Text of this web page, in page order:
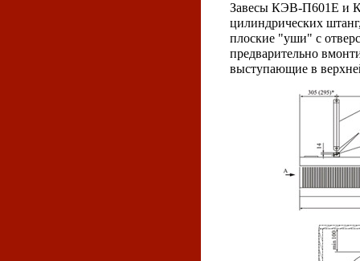
Завесы КЭВ-П601Е и
цилиндрических
плоские "уши" с
предварительно
выступающие в